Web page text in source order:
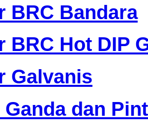
BRC Bandara
BRC Hot DIP
Galvanis
dan